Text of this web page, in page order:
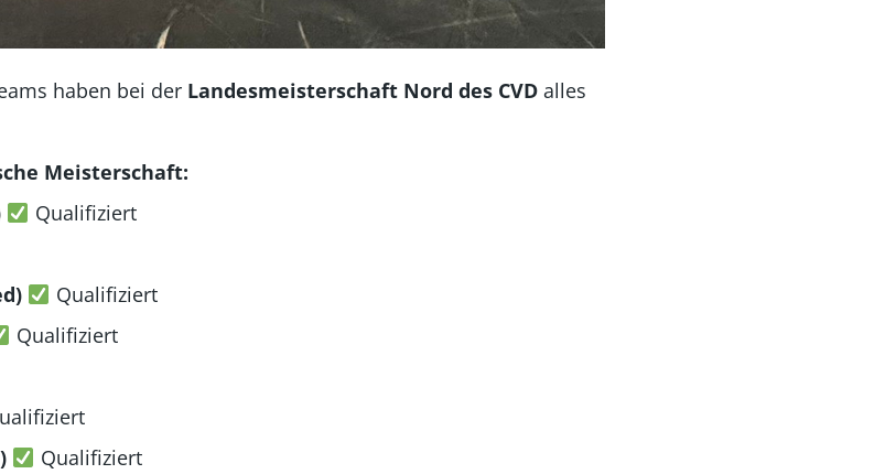
haben bei der Landesmeisterschaft Nord des CVD alles
Meisterschaft:
Qualifiziert
Qualifiziert
Qualifiziert
Qualifiziert